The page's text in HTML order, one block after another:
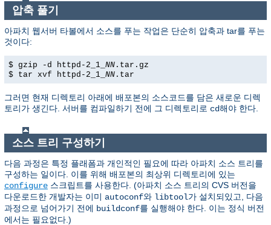
압축 풀기
아파치 웹서버 타볼에서 소스를 푸는 작업은 단순히 압축과 tar를 푸는
것이다:
$ gzip -d httpd-2_1_ NN .tar.gz
$ tar xvf httpd-2_1_ NN .tar
그러면 현재 디렉토리 아래에 배포본의 소스코드를 담은 새로운 디렉
토리가 생긴다. 서버를 컴파일하기 전에 그 디렉토리로 cd해야 한다.
소스 트리 구성하기
다음 과정은 특정 플래폼과 개인적인 필요에 따라 아파치 소스 트리를
구성하는 일이다. 이를 위해 배포본의 최상위 디렉토리에 있는
configure 스크립트를 사용한다. (아파치 소스 트리의 CVS 버전을
다운로드한 개발자는 이미 autoconf와 libtool가 설치되있고, 다음
과정으로 넘어가기 전에 buildconf를 실행해야 한다. 이는 정식 버전
에서는 필요없다.)